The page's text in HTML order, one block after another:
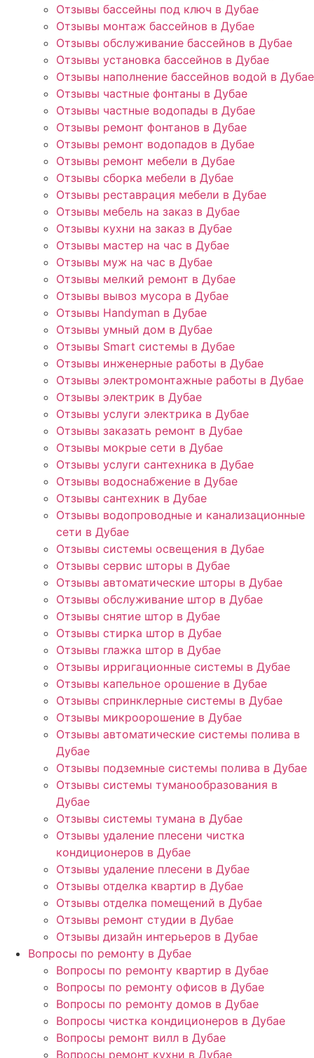
Отзывы бассейны под ключ в Дубае
Отзывы монтаж бассейнов в Дубае
Отзывы обслуживание бассейнов в Дубае
Отзывы установка бассейнов в Дубае
Отзывы наполнение бассейнов водой в Дубае
Отзывы частные фонтаны в Дубае
Отзывы частные водопады в Дубае
Отзывы ремонт фонтанов в Дубае
Отзывы ремонт водопадов в Дубае
Отзывы ремонт мебели в Дубае
Отзывы сборка мебели в Дубае
Отзывы реставрация мебели в Дубае
Отзывы мебель на заказ в Дубае
Отзывы кухни на заказ в Дубае
Отзывы мастер на час в Дубае
Отзывы муж на час в Дубае
Отзывы мелкий ремонт в Дубае
Отзывы вывоз мусора в Дубае
Отзывы Handyman в Дубае
Отзывы умный дом в Дубае
Отзывы Smart системы в Дубае
Отзывы инженерные работы в Дубае
Отзывы электромонтажные работы в Дубае
Отзывы электрик в Дубае
Отзывы услуги электрика в Дубае
Отзывы заказать ремонт в Дубае
Отзывы мокрые сети в Дубае
Отзывы услуги сантехника в Дубае
Отзывы водоснабжение в Дубае
Отзывы сантехник в Дубае
Отзывы водопроводные и канализационные
сети в Дубае
Отзывы системы освещения в Дубае
Отзывы сервис шторы в Дубае
Отзывы автоматические шторы в Дубае
Отзывы обслуживание штор в Дубае
Отзывы снятие штор в Дубае
Отзывы стирка штор в Дубае
Отзывы глажка штор в Дубае
Отзывы ирригационные системы в Дубае
Отзывы капельное орошение в Дубае
Отзывы спринклерные системы в Дубае
Отзывы микроорошение в Дубае
Отзывы автоматические системы полива в
Дубае
Отзывы подземные системы полива в Дубае
Отзывы системы туманообразования в
Дубае
Отзывы системы тумана в Дубае
Отзывы удаление плесени чистка
кондиционеров в Дубае
Отзывы удаление плесени в Дубае
Отзывы отделка квартир в Дубае
Отзывы отделка помещений в Дубае
Отзывы ремонт студии в Дубае
Отзывы дизайн интерьеров в Дубае
Вопросы по ремонту в Дубае
Вопросы по ремонту квартир в Дубае
Вопросы по ремонту офисов в Дубае
Вопросы по ремонту домов в Дубае
Вопросы чистка кондиционеров в Дубае
Вопросы ремонт вилл в Дубае
Вопросы ремонт кухни в Дубае